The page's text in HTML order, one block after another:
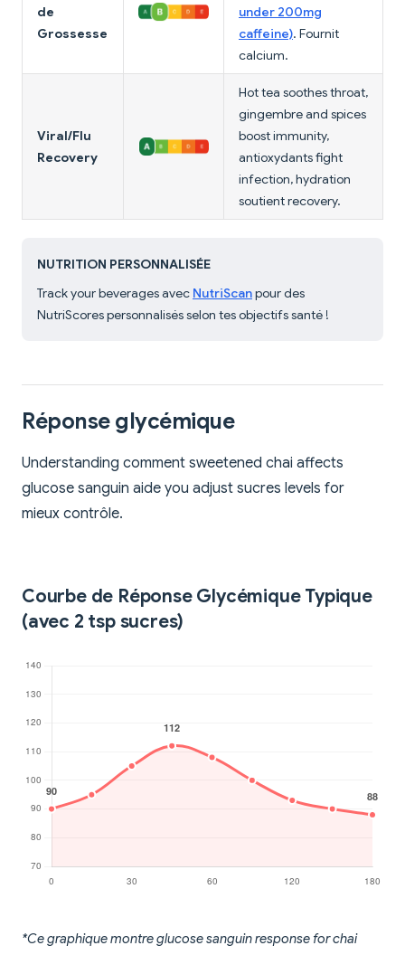
de
Grossesse
under 200mg
caffeine). Fournit
calcium.
Viral/Flu
Recovery
Hot tea soothes throat,
gingembre and spices
boost immunity,
antioxydants fight
infection, hydration
soutient recovery.
NUTRITION PERSONNALISÉE
Track your beverages avec NutriScanpour des
NutriScores personnalisés selon tes objectifs santé !
Réponse glycémique
Understanding comment sweetened chai affects
glucose sanguin aide you adjust sucres levels for
mieux contrôle.
Courbe de Réponse Glycémique Typique
(avec 2 tsp sucres)
*Ce graphique montre glucose sanguin response for chai